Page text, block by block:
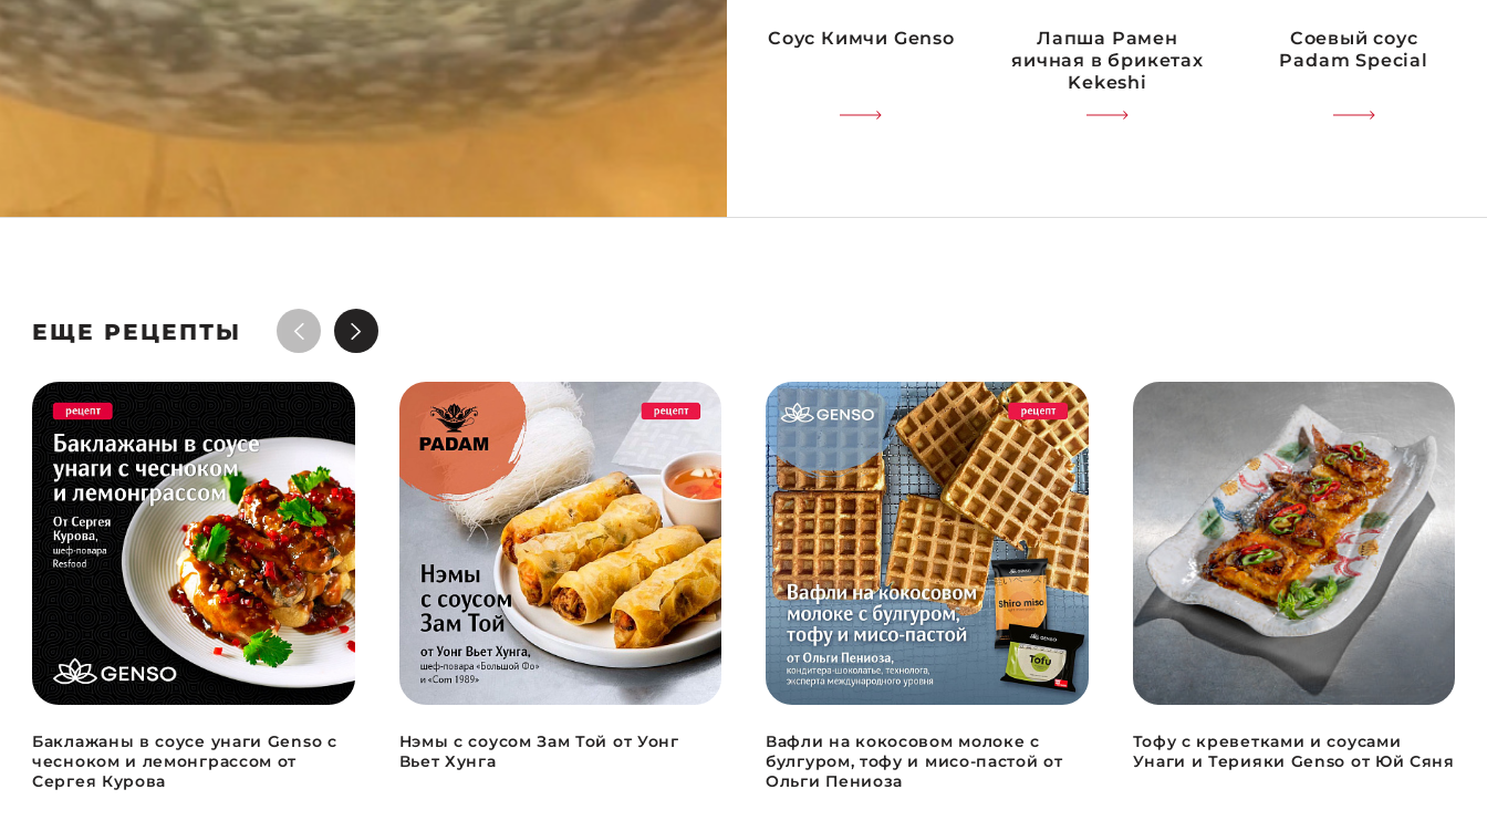
Соус Кимчи Genso
Лапша Рамен
яичная в брикетах
Kekeshi
Соевый соус
Padam Special
ЕЩЕ РЕЦЕПТЫ
Баклажаны в соусе унаги Genso с
чесноком и лемонграссом от
Сергея Курова
Нэмы с соусом Зам Той от Уонг
Вьет Хунга
Вафли на кокосовом молоке с
булгуром, тофу и мисо-пастой от
Ольги Пениоза
Тофу с креветками и соусами
Унаги и Терияки Genso от Юй Сяня